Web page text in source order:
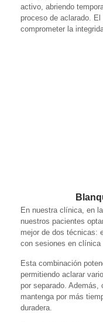
activo, abriendo
proceso de aclarado.
comprometer la
En nuestra clínica, en
nuestros pacientes
mejor de dos técnicas:
con sesiones en
Esta combinación
permitiendo aclarar
por separado. Además,
mantenga por más
duradera.